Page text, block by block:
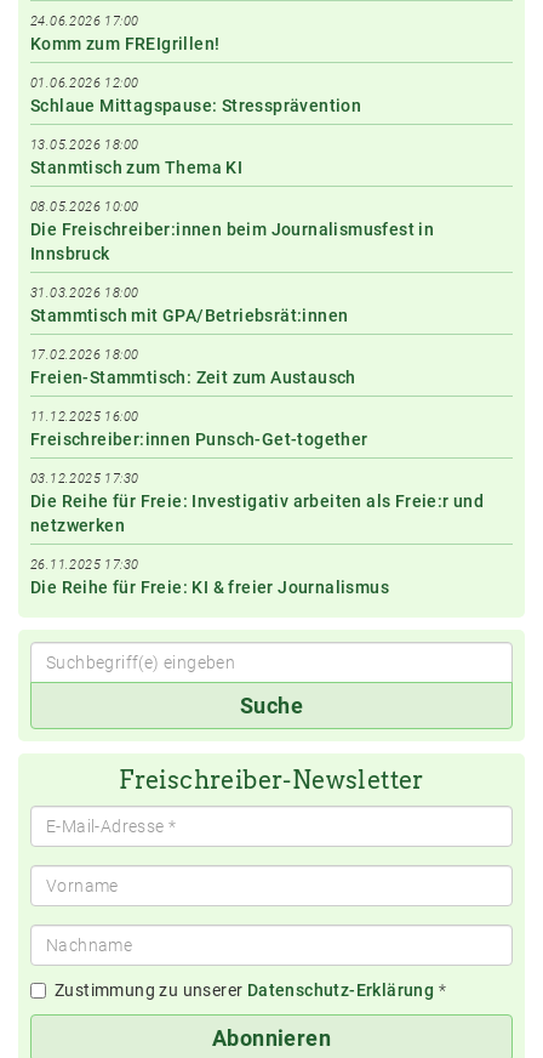
24.06.2026 17:00
Komm zum FREIgrillen!
01.06.2026 12:00
Schlaue Mittagspause: Stressprävention
13.05.2026 18:00
Stanmtisch zum Thema KI
08.05.2026 10:00
Die Freischreiber:innen beim Journalismusfest in
Innsbruck
31.03.2026 18:00
Stammtisch mit GPA/Betriebsrät:innen
17.02.2026 18:00
Freien-Stammtisch: Zeit zum Austausch
11.12.2025 16:00
Freischreiber:innen Punsch-Get-together
03.12.2025 17:30
Die Reihe für Freie: Investigativ arbeiten als Freie:r und
netzwerken
26.11.2025 17:30
Die Reihe für Freie: KI & freier Journalismus
Suche
Freischreiber-Newsletter
Zustimmung zu unserer Datenschutz-Erklärung *
Abonnieren